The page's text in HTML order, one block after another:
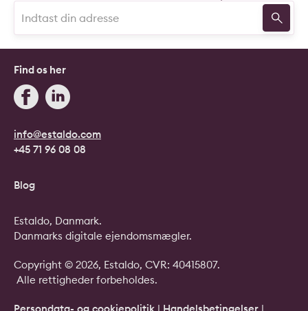
info@estaldo.com
+45 71 96 08 08
Find os her
Blog
Copyright © 2026, Estaldo, CVR: 40415807.
Alle rettigheder forbeholdes.
Persondata- og cookiepolitik | Handelsbetingelser |
Estaldo, Danmark.
Danmarks digitale ejendomsmægler.